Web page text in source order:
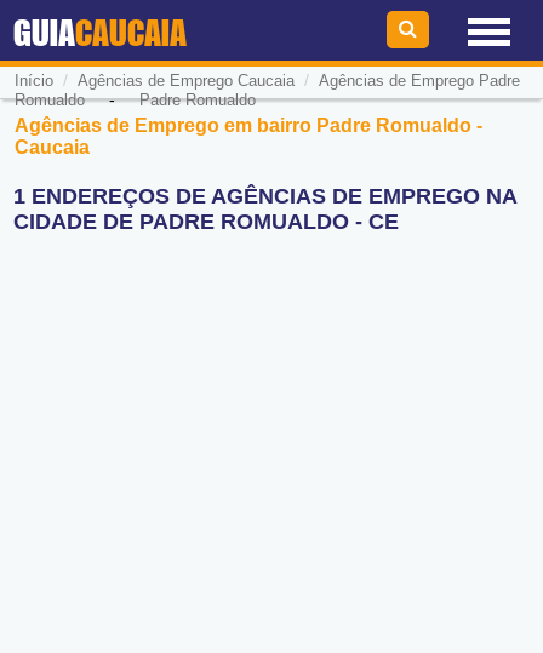
GUIACAUCAIA
Início / Agências de Emprego Caucaia/ Agências de Emprego Padre
Romualdo-Padre Romualdo
Agências de Emprego em bairro Padre Romualdo -
Caucaia
1 ENDEREÇOS DE AGÊNCIAS DE EMPREGO NA
CIDADE DE PADRE ROMUALDO - CE